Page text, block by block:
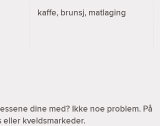
kaffe, brunsj, matlaging
dine med? Ikke noe problem. På
kveldsmarkeder.